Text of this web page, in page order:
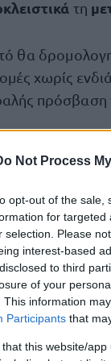
Not Process
opt-out of the
for
selection. Please
interest-based
to third
of your
This information
Participants that
that this website/
τη
θα
χωρίς
πρόσβαση
στάση
τα
χωρίς να
ότι οι δύο
μετά την
κοινό να